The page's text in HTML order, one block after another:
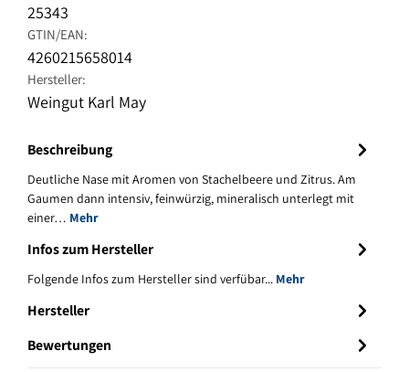
25343
GTIN/EAN:
4260215658014
Hersteller:
Weingut Karl May
Beschreibung
Deutliche Nase mit Aromen von Stachelbeere und Zitrus. Am
Gaumen dann intensiv, feinwürzig, mineralisch unterlegt mit
einer… Mehr
Infos zum Hersteller
Folgende Infos zum Hersteller sind verfübar... Mehr
Hersteller
Bewertungen